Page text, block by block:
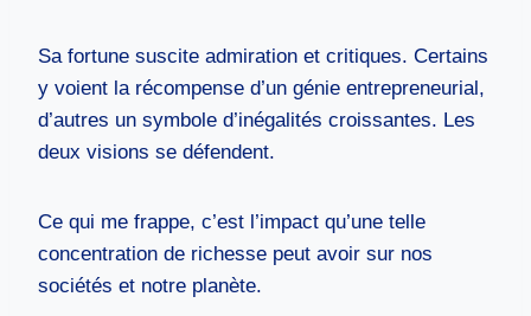
Sa fortune suscite admiration et critiques. Certains
y voient la récompense d’un génie entrepreneurial,
d’autres un symbole d’inégalités croissantes. Les
deux visions se défendent.
Ce qui me frappe, c’est l’impact qu’une telle
concentration de richesse peut avoir sur nos
sociétés et notre planète.